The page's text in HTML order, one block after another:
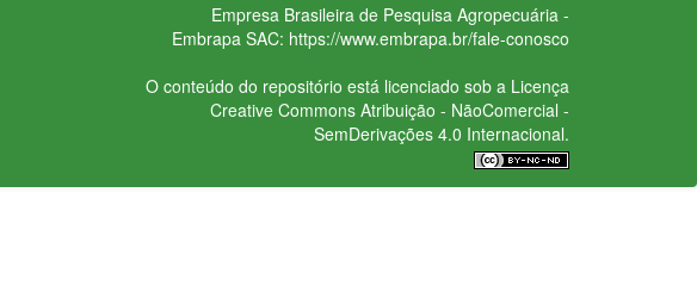
Empresa Brasileira de Pesquisa Agropecuária -
Embrapa SAC: https://www.embrapa.br/fale-conosco
O conteúdo do repositório está licenciado sob a Licença
Creative CommonsAtribuição - NãoComercial -
SemDerivações 4.0 Internacional.